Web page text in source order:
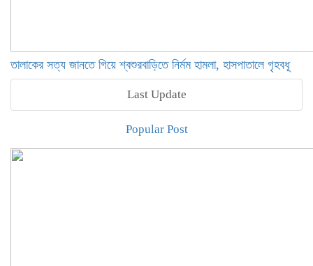
তালাকের সত্য জানতে গিয়ে শ্বশুরবাড়িতে নির্মম হামলা, হাসপাতালে গৃহবধূ
Last Update
Popular Post